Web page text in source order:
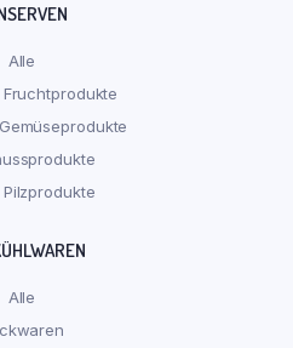
Alle
Pilzprodukte
Alle